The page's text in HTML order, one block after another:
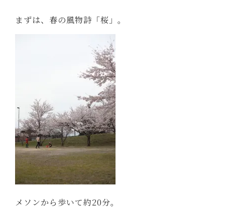
まずは、春の風物詩「桜」。
メソンから歩いて約20分。